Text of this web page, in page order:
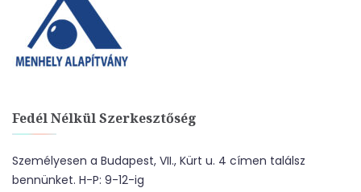
Fedél Nélkül Szerkesztőség
Személyesen a Budapest, VII., Kürt u. 4 címen találsz
bennünket. H-P: 9-12-ig